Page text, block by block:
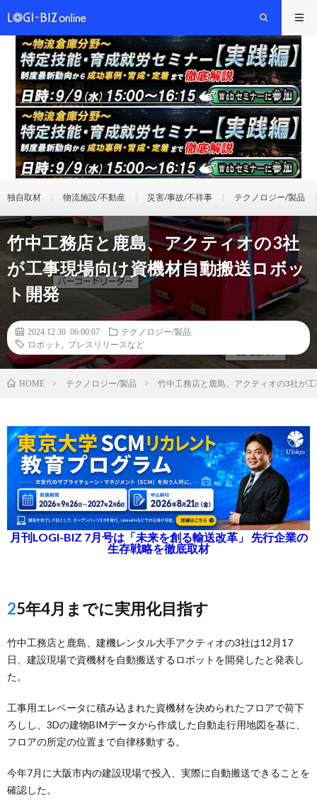
独自取材 物流施設/不動産 災害/事故/不祥事 テクノロジー/製品
竹中工務店と鹿島、アクティオの3社
が工事現場向け資機材自動搬送ロボッ
ト開発
2024.12.30 06:00:07
テクノロジー/製品
ロボット
プレスリリースなど
HOME テクノロジー/製品 竹中工務店と鹿島、アクティオの3社が
月刊LOGI-BIZ 7月号は「未来を創る輸送改革」 先行企業の
生存戦略を徹底取材
25年4月までに実用化目指す
竹中工務店と鹿島、建機レンタル大手アクティオの3社は12月17
日、建設現場で資機材を自動搬送するロボットを開発したと発表し
た。
工事用エレベータに積み込まれた資機材を決められたフロアで荷下
ろしし、3Dの建物BIMデータから作成した自動走行用地図を基に、
フロアの所定の位置まで自律移動する。
今年7月に大阪市内の建設現場で投入、実際に自動搬送できることを
確認した。